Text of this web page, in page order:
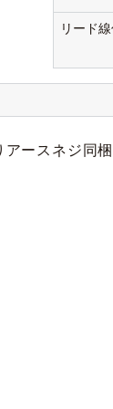
リード
アースネジ